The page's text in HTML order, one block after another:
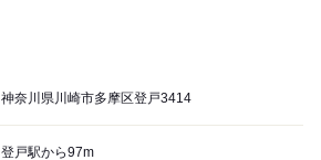
神奈川県川崎市多摩区登戸3414
登戸駅から97m